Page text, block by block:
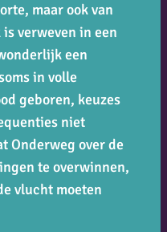
maar ook van
verweven in een
een
in volle
geboren, keuzes
niet
Onderweg over de
te overwinnen,
vlucht moeten